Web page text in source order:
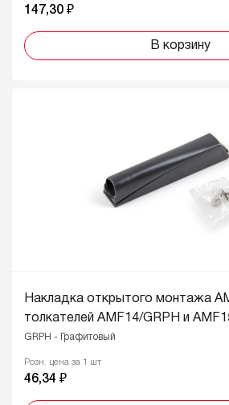
147,30 ₽
В корзину
Накладка открытого монтажа
толкателей AMF14/GRPH и
GRPH - Графитовый
Розн. цена за 1 шт
46,34 ₽